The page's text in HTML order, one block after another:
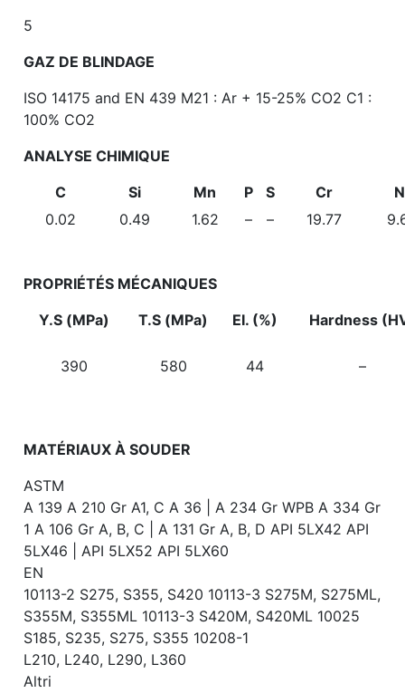
5
GAZ DE BLINDAGE
ISO 14175 and EN 439 M21 : Ar + 15-25% CO2 C1 :
100% CO2
ANALYSE CHIMIQUE
C
Si Mn P S Cr
0.02
0.49 1.62 – – 19.77
PROPRIÉTÉS MÉCANIQUES
Y.S (MPa)
T.S (MPa) EI. (%) Hardness
390 580 44 –
MATÉRIAUX À SOUDER
ASTM
A 139 A 210 Gr A1, C A 36 | A 234 Gr WPB A 334 Gr
1 A 106 Gr A, B, C | A 131 Gr A, B, D API 5LX42 API
5LX46 | API 5LX52 API 5LX60
EN
10113-2 S275, S355, S420 10113-3 S275M, S275ML,
S355M, S355ML 10113-3 S420M, S420ML 10025
S185, S235, S275, S355 10208-1
L210, L240, L290, L360
Altri